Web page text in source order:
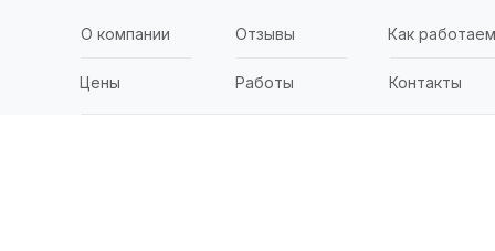
О компании Отзывы Как работаем
Работы Контакты
Цены